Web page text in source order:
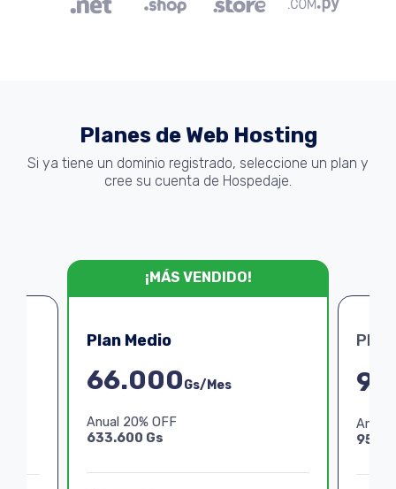
Planes de Web Hosting
Si ya tiene un dominio registrado, seleccione un plan y
cree su cuenta de Hospedaje.
¡MÁS VENDIDO!
Plan Medio
66.000Gs/Mes
Anual 20% OFF
633.600 Gs
Plan
Anual